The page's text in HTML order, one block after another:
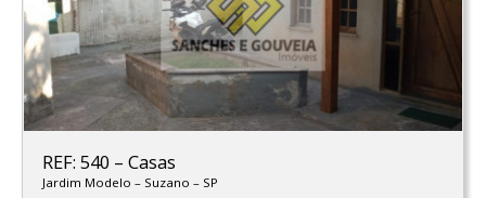
REF: 540 – Casas
Jardim Modelo – Suzano – SP